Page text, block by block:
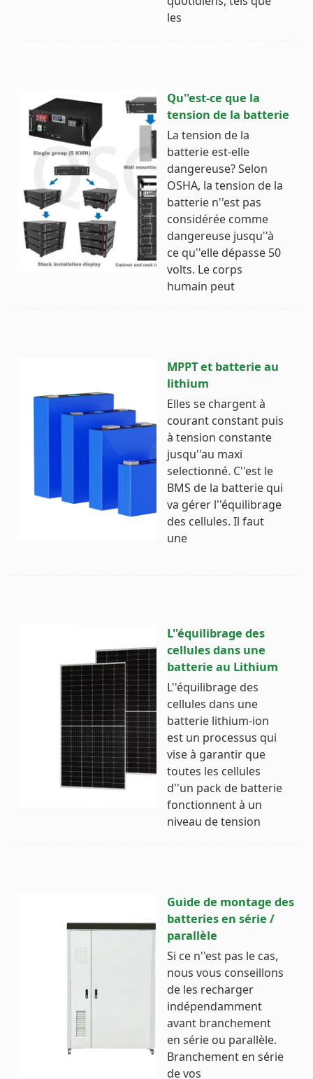
les
Qu''est-ce que la
tension de la batterie
La tension de la
batterie est-elle
dangereuse? Selon
OSHA, la tension de la
batterie n''est pas
considérée comme
dangereuse jusqu''à
ce qu''elle dépasse 50
volts. Le corps
humain peut
MPPT et batterie au
lithium
Elles se chargent à
courant constant puis
à tension constante
jusqu''au maxi
selectionné. C''est le
BMS de la batterie qui
va gérer l''équilibrage
des cellules. Il faut
une
L''équilibrage des
cellules dans une
batterie au Lithium
L''équilibrage des
cellules dans une
batterie lithium-ion
est un processus qui
vise à garantir que
toutes les cellules
d''un pack de batterie
fonctionnent à un
niveau de tension
Guide de montage des
batteries en série /
parallèle
Si ce n''est pas le cas,
nous vous conseillons
de les recharger
indépendamment
avant branchement
en série ou parallèle.
Branchement en série
de vos